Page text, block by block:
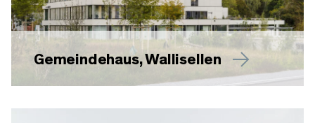
Gemeindehaus, Wallisellen